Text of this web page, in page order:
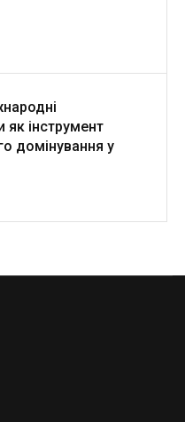
як інструмент
домінування у